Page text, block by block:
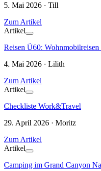
5. Mai 2026 · Till
Zum Artikel
Artikel
Reisen Ü60:
4. Mai 2026 · Lilith
Zum Artikel
Artikel
Checkliste Work&Travel
29. April 2026 · Moritz
Zum Artikel
Artikel
Camping im Grand Canyon